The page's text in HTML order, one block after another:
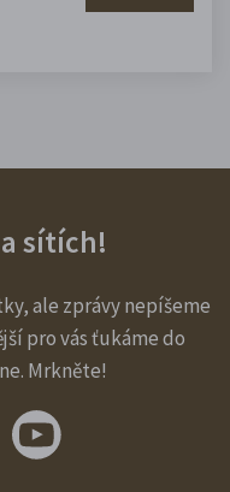
sítích!
ale zprávy nepíšeme
pro vás ťukáme do
Mrkněte!